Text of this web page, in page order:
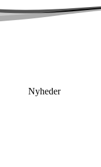
Nyheder